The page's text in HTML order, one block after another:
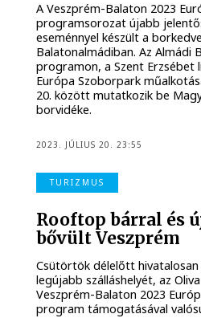
A Veszprém-Balaton 2023
programsorozat újabb
eseménnyel készült a
Balatonalmádiban. Az Almádi
programon, a Szent Erzsébet
Európa Szoborpark
20. között mutatkozik be
borvidéke.
2023. JÚLIUS 20. 23:55
TURIZMUS
Rooftop bárral és
bővült Veszprém
Csütörtök délelőtt
legújabb szálláshelyét, az
Veszprém-Balaton 2023
program támogatásával